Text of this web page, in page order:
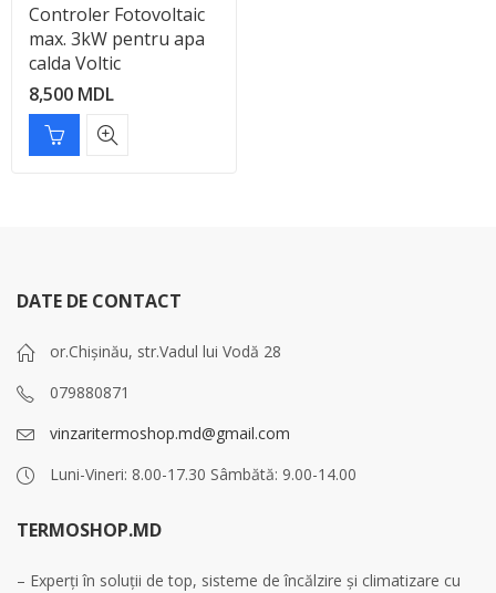
Controler Fotovoltaic
max. 3kW pentru apa
calda Voltic
8,500 MDL
DATE DE CONTACT
or.Chișinău, str.Vadul lui Vodă 28
079880871
vinzaritermoshop.md@gmail.com
Luni-Vineri: 8.00-17.30 Sâmbătă: 9.00-14.00
TERMOSHOP.MD
– Experți în soluții de top, sisteme de încălzire și climatizare cu